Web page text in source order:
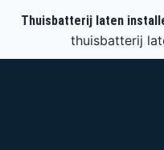
Thuisbatterij laten
thuisbatterij